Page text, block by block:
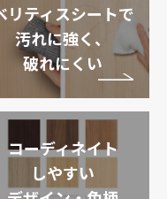
リティスシートで
汚れに強く、
破れにくい
コーディネイト
しやすい